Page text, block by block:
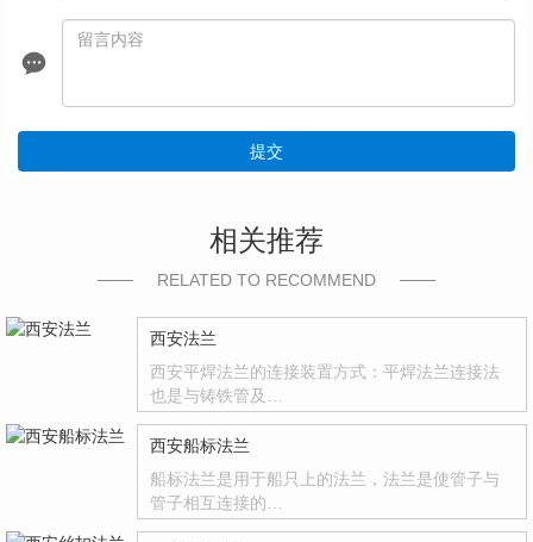
提交
相关推荐
RELATED TO RECOMMEND
西安法兰
西安平焊法兰的连接装置方式：平焊法兰连接法
也是与铸铁管及…
西安船标法兰
船标法兰是用于船只上的法兰，法兰是使管子与
管子相互连接的…